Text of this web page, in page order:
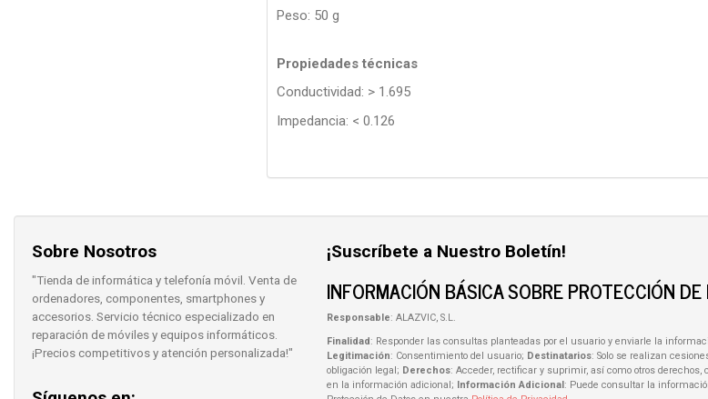
Peso: 50 g
Propiedades técnicas
Conductividad: > 1.695
Impedancia: < 0.126
Sobre Nosotros
"Tienda de informática y telefonía móvil. Venta de
ordenadores, componentes, smartphones y
accesorios. Servicio técnico especializado en
reparación de móviles y equipos informáticos.
¡Precios competitivos y atención personalizada!"
¡Suscríbete a Nuestro Boletín!
INFORMACIÓN BÁSICA SOBRE PROTECCIÓN
Responsable: ALAZVIC, S.L.
Finalidad : Responder las consultas planteadas por el usuario y enviarle la
Legitimación: Consentimiento del usuario; Destinatarios: Solo se realizan
obligación legal; Derechos: Acceder, rectificar y suprimir, así como otros derechos,
en la información adicional;
Información Adicional : Puede consultar la